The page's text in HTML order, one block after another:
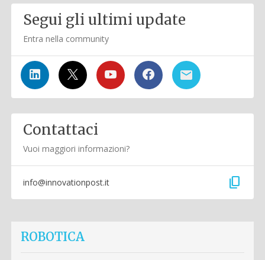
Segui gli ultimi update
Entra nella community
Contattaci
Vuoi maggiori informazioni?
info@innovationpost.it content_copy
ROBOTICA